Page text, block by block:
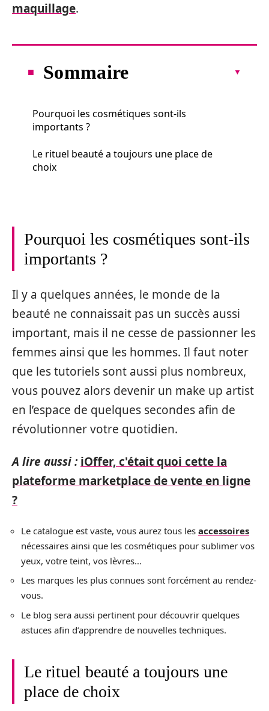
maquillage.
Sommaire
Pourquoi les cosmétiques sont-ils
importants ?
Le rituel beauté a toujours une place de
choix
Pourquoi les cosmétiques sont-ils
importants ?
Il y a quelques années, le monde de la
beauté ne connaissait pas un succès aussi
important, mais il ne cesse de passionner les
femmes ainsi que les hommes. Il faut noter
que les tutoriels sont aussi plus nombreux,
vous pouvez alors devenir un make up artist
en l’espace de quelques secondes afin de
révolutionner votre quotidien.
A lire aussi : iOffer, c'était quoi cette la
plateforme marketplace de vente en ligne
?
Le catalogue est vaste, vous aurez tous les accessoires
nécessaires ainsi que les cosmétiques pour sublimer vos
yeux, votre teint, vos lèvres…
Les marques les plus connues sont forcément au rendez-
vous.
Le blog sera aussi pertinent pour découvrir quelques
astuces afin d’apprendre de nouvelles techniques.
Le rituel beauté a toujours une
place de choix